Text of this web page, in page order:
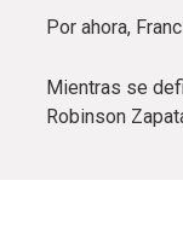
Por ahora,
Mientras se
Robinson